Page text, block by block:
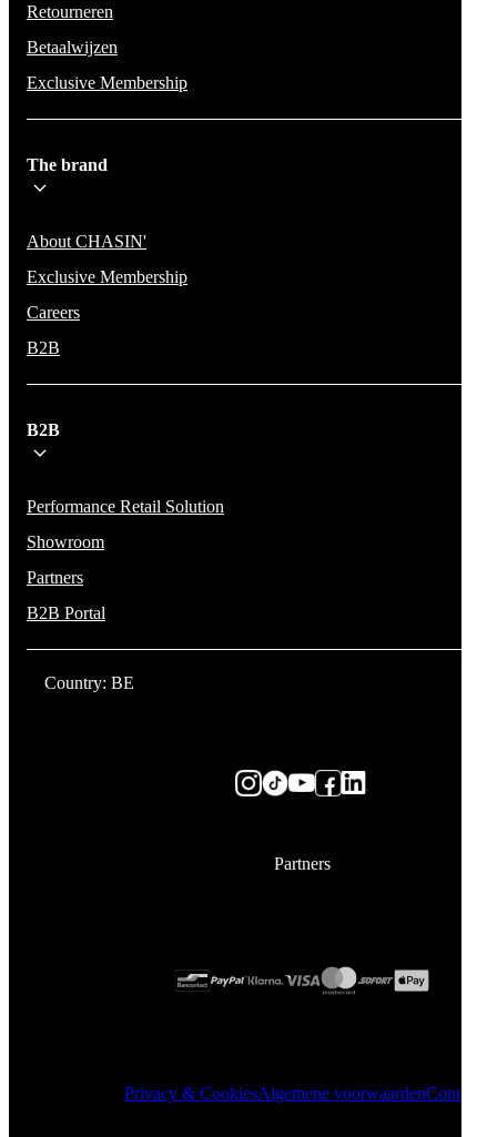
Retourneren
Betaalwijzen
Exclusive Membership
The brand
About CHASIN'
Exclusive Membership
Careers
B2B
B2B
Performance Retail Solution
Showroom
Partners
B2B Portal
Country: BE
Partners
Privacy & CookiesAlgemene voorwaardenContact